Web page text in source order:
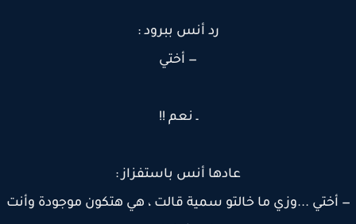
رد أنس ببرود :
— أختي
ـ نعم !!
عادها أنس باستفزاز :
أختي ...وزي ما خالتو سمية قالت ، هي هتكون موجودة وأنت